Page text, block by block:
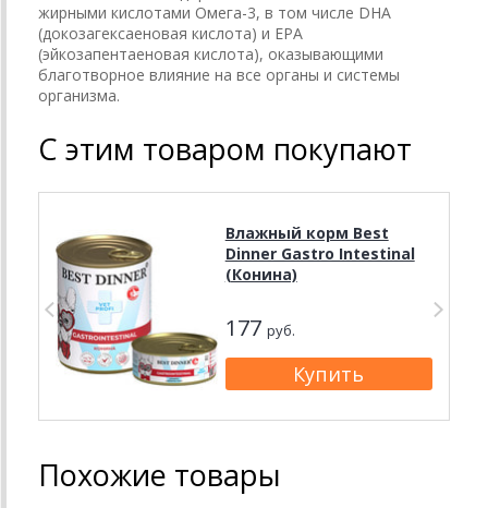
жирными кислотами Омега-3, в том числе DHA
(докозагексаеновая кислота) и EPA
(эйкозапентаеновая кислота), оказывающими
благотворное влияние на все органы и системы
организма.
С этим товаром покупают
Влажный корм Best
Dinner Gastro Intestinal
(Конина)
177 руб.
Похожие товары